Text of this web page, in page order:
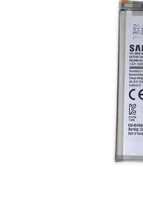
(miễn
(Giờ làm việc: 08h00 - 21h00)